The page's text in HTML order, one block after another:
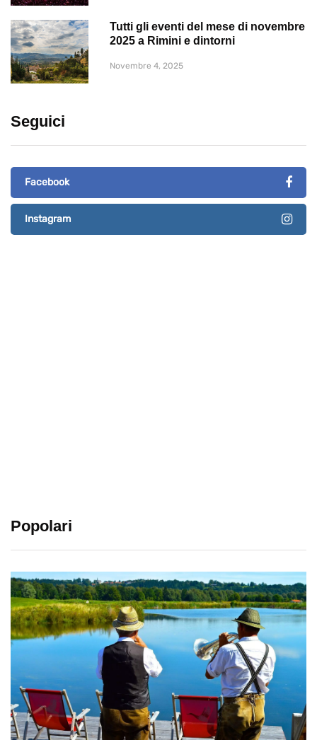
Tutti gli eventi del mese di novembre
2025 a Rimini e dintorni
Novembre 4, 2025
Seguici
Facebook
Instagram
Popolari